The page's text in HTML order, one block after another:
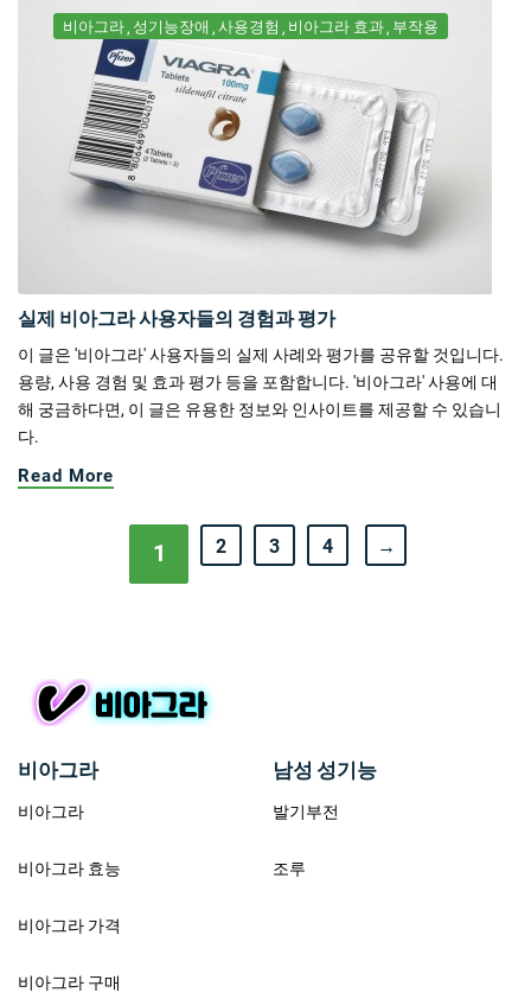
비아그라 성기능장애 사용경험 비아그라 효과 부작용
실제 비아그라 사용자들의 경험과 평가
이 글은 '비아그라' 사용자들의 실제 사례와 평가를 공유할 것입니다.
용량, 사용 경험 및 효과 평가 등을 포함합니다. '비아그라' 사용에 대
해 궁금하다면, 이 글은 유용한 정보와 인사이트를 제공할 수 있습니
다.
Read More
1 2 3 4 →
비아그라
비아그라
비아그라 효능
비아그라 가격
비아그라 구매
남성 성기능
발기부전
조루